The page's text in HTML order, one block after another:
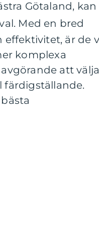
Götaland, kan
Med en bred
är de
komplexa
att
färdigställande.